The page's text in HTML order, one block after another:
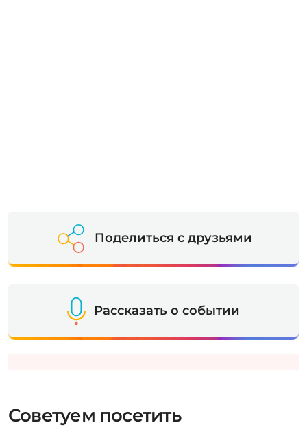
Поделиться с друзьями
Рассказать о событии
Советуем посетить